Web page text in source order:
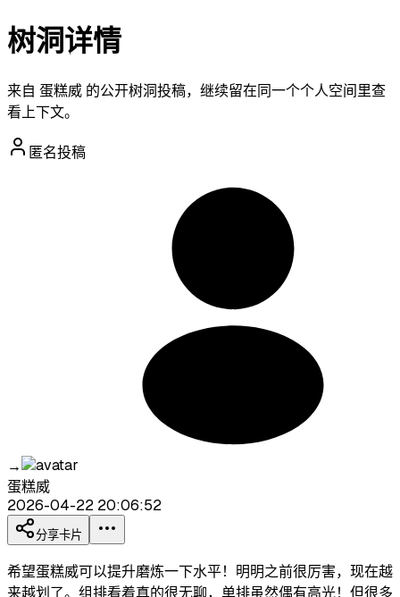
树洞详情
来自 蛋糕威 的公开树洞投稿，继续留在同一个个人空间里查
看上下文。
匿名投稿
→
蛋糕威
2026-04-22 20:06:52
分享卡片
希望蛋糕威可以提升磨炼一下水平！明明之前很厉害，现在越
来越划了。组排看着真的很无聊，单排虽然偶有高光！但很多